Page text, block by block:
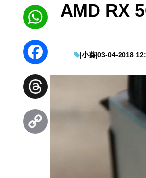
AMD RX
|小葵|03-04-2018
WhatsApp
Facebook
Threads